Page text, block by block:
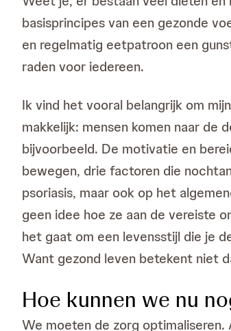
basisprincipes van een gezonde
en regelmatig eetpatroon een
raden voor iedereen.
Ik vind het vooral belangrijk om
makkelijk: mensen komen naar de
bijvoorbeeld. De motivatie en
bewegen, drie factoren die
psoriasis, maar ook op het
geen idee hoe ze aan de vereiste
het gaat om een levensstijl die je
Want gezond leven betekent niet
Hoe kunnen we nu
We moeten de zorg